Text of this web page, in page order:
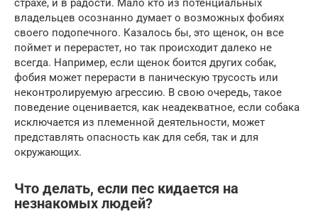
страхе, и в радости. Мало кто из потенциальных
владельцев осознанно думает о возможных фобиях
своего подопечного. Казалось бы, это щенок, он все
поймет и перерастет, но так происходит далеко не
всегда. Например, если щенок боится других собак,
фобия может перерасти в паническую трусость или
неконтролируемую агрессию. В свою очередь, такое
поведение оценивается, как неадекватное, если собака
исключается из племенной деятельности, может
представлять опасность как для себя, так и для
окружающих.
Что делать, если пес кидается на
незнакомых людей?